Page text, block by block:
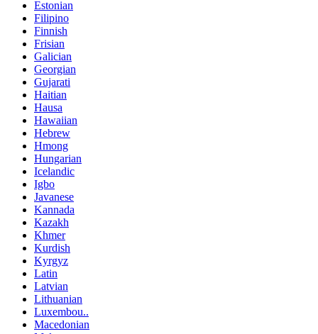
Estonian
Filipino
Finnish
Frisian
Galician
Georgian
Gujarati
Haitian
Hausa
Hawaiian
Hebrew
Hmong
Hungarian
Icelandic
Igbo
Javanese
Kannada
Kazakh
Khmer
Kurdish
Kyrgyz
Latin
Latvian
Lithuanian
Luxembou..
Macedonian